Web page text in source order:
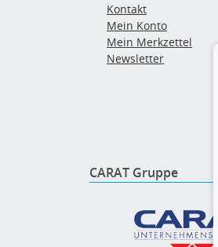
Kontakt
Mein Konto
Mein Merkzettel
Newsletter
CARAT Gruppe